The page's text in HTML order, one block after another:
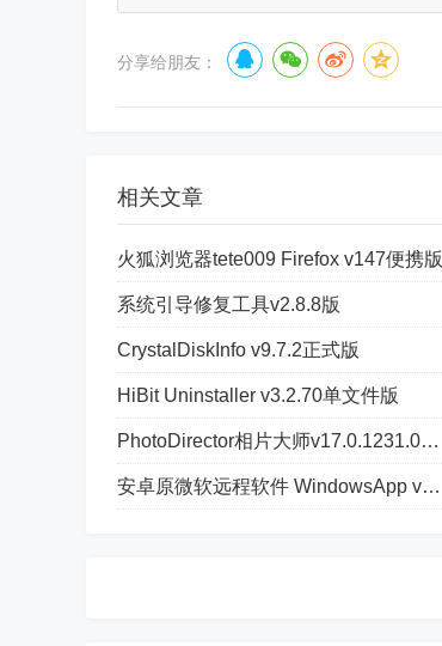
分享给朋友：
相关文章
火狐浏览器tete009 Firefox v147便携版
系统引导修复工具v2.8.8版
CrystalDiskInfo v9.7.2正式版
HiBit Uninstaller v3.2.70单文件版
PhotoDirector相片大师v17.0.1231.0高级版
安卓原微软远程软件 WindowsApp v11.0.0.74